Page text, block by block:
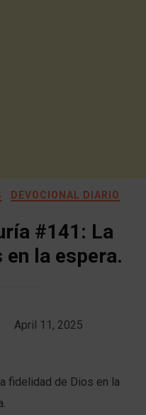
DEVOCIONAL DIARIO
#141: La
la espera.
April 11, 2025